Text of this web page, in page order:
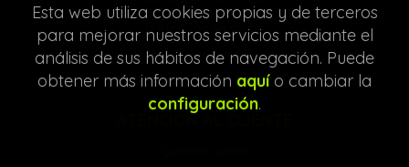
Protección de datos
Política de Cookies
ATENCIÓN AL CLIENTE
Esta web utiliza cookies propias y de terceros
para mejorar nuestros servicios mediante el
análisis de sus hábitos de navegación. Puede
obtener más información aquío cambiar la
configuración.